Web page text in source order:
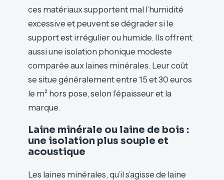
ces matériaux supportent mal l’humidité
excessive et peuvent se dégrader si le
support est irrégulier ou humide. Ils offrent
aussi une isolation phonique modeste
comparée aux laines minérales. Leur coût
se situe généralement entre 15 et 30 euros
le m² hors pose, selon l’épaisseur et la
marque.
Laine minérale ou laine de bois :
une isolation plus souple et
acoustique
Les laines minérales, qu’il s’agisse de laine